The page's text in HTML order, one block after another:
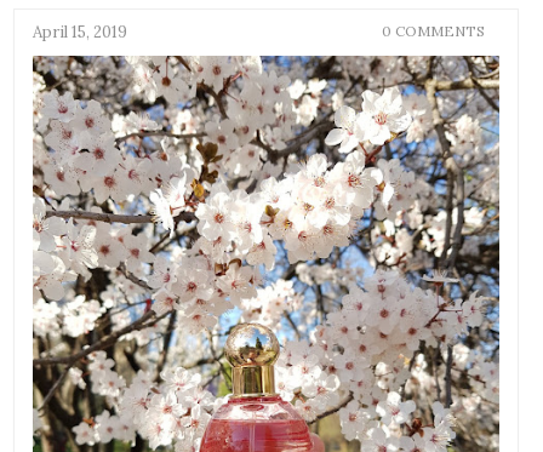
April 15, 2019 0 COMMENTS